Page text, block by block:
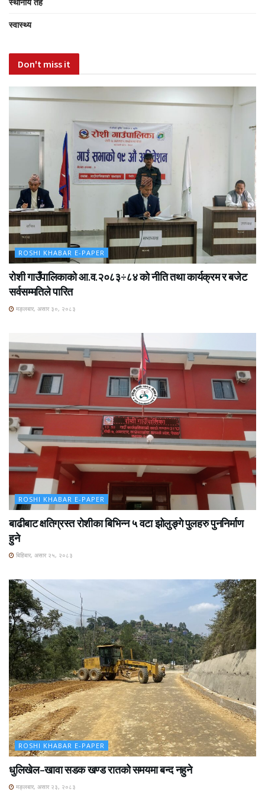
स्वास्थ्य
Don't miss it
ROSHI KHABAR E-PAPER
रोशी गाउँपालिकाको आ.व.२०८३÷८४ को नीति तथा कार्यक्रम र बजेट
सर्वसम्मतिले पारित
मङ्लबार, असार ३०, २०८३
ROSHI KHABAR E-PAPER
बाढीबाट क्षतिग्रस्त रोशीका बिभिन्न ५ वटा झोलुङ्गे पुलहरु पुननिर्माण
हुने
बिहिबार, असार २५, २०८३
ROSHI KHABAR E-PAPER
धुलिखेल–खावा सडक खण्ड रातको समयमा बन्द नहुने
मङ्लबार, असार २३, २०८३